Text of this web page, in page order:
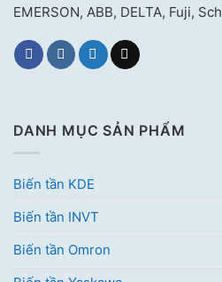
EMERSON, ABB, DELTA, Fuji,
DANH MỤC SẢN PHẨM
Biến tần KDE
Biến tần INVT
Biến tần Omron